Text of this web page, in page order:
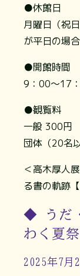
●休館日
月曜日（祝
が平日の場合
●開館時間
9：00～17
●観覧料
一般 300円
団体（20名
＜高木厚人
る書の軌跡
◆ うだ
わく夏
2025年7月